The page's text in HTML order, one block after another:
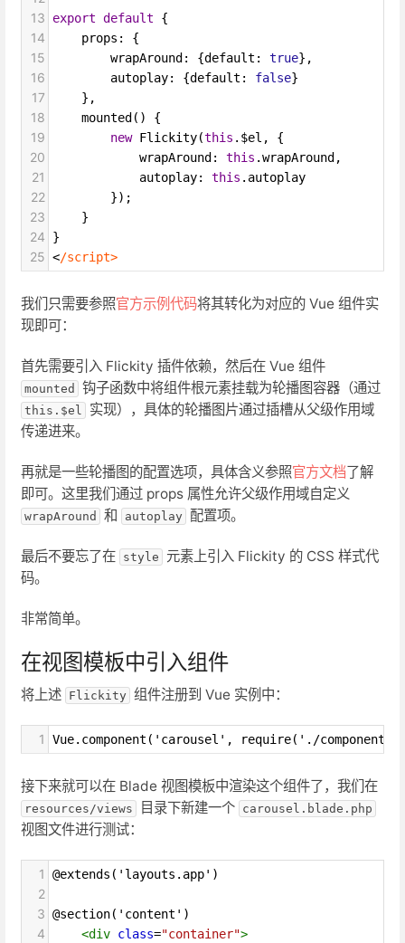
13
export default {
14 props : {
15 wrapAround : {default : true},
16 autoplay: {default : false}
17
    },
18 mounted () {
19 new Flickity(this . $el , {
20 wrapAround : this .wrapAround ,
21 autoplay: this . autoplay
22
        });
23
    }
24 }
25 </script>
我们只需要参照官方示例代码将其转化为对应的 Vue 组件实
现即可：
首先需要引入 Flickity 插件依赖，然后在 Vue 组件
mounted 钩子函数中将组件根元素挂载为轮播图容器（通过
this.$el
实现），具体的轮播图片通过插槽从父级作用域
传递进来。
再就是一些轮播图的配置选项，具体含义参照官方文档了解
即可。这里我们通过 props 属性允许父级作用域自定义
wrapAround 和 autoplay 配置项。
最后不要忘了在 style
元素上引入 Flickity 的 CSS 样式代
码。
非常简单。
在视图模板中引入组件
将上述 Flickity 组件注册到 Vue 实例中：
1 Vue.component('carousel', require('./
接下来就可以在 Blade 视图模板中渲染这个组件了，我们在
resources/views 目录下新建一个 carousel.blade.php
视图文件进行测试：
1 @extends('layouts.app')
2
3 @section('content')
4 <div class="container">